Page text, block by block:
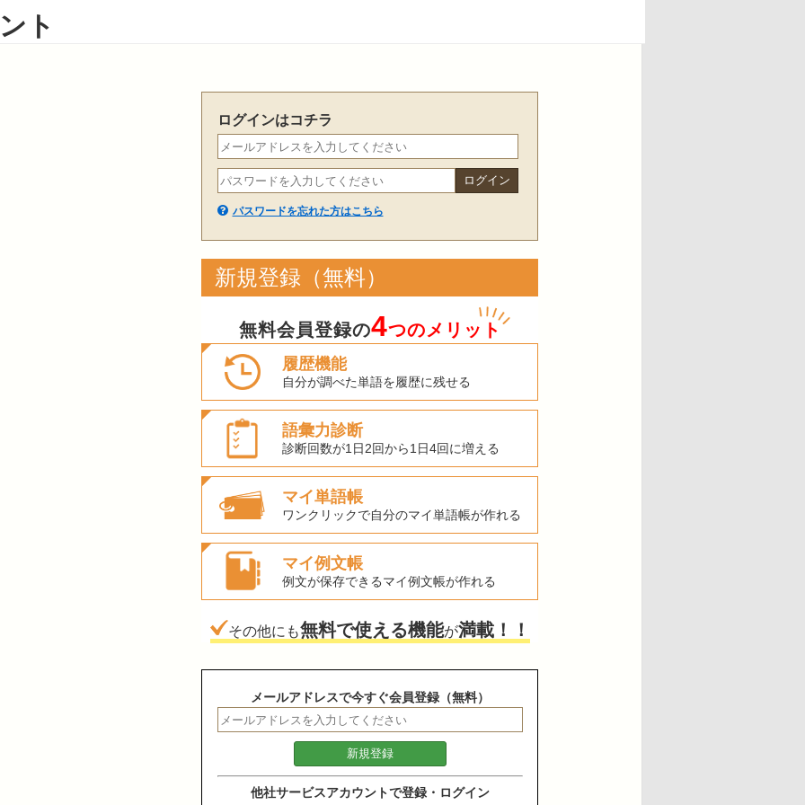
ト
ログインはコチラ
パスワードを忘れた方はこちら
新規登録（無料）
無料会員登録の4つのメリット
履歴機能
自分が調べた単語を履歴に残せる
語彙力診断
診断回数が1日2回から1日4回に増える
マイ単語帳
ワンクリックで自分のマイ単語帳が作れる
マイ例文帳
例文が保存できるマイ例文帳が作れる
その他にも無料で使える機能が満載！！
メールアドレスで今すぐ会員登録（無料）
他社サービスアカウントで登録・ログイン